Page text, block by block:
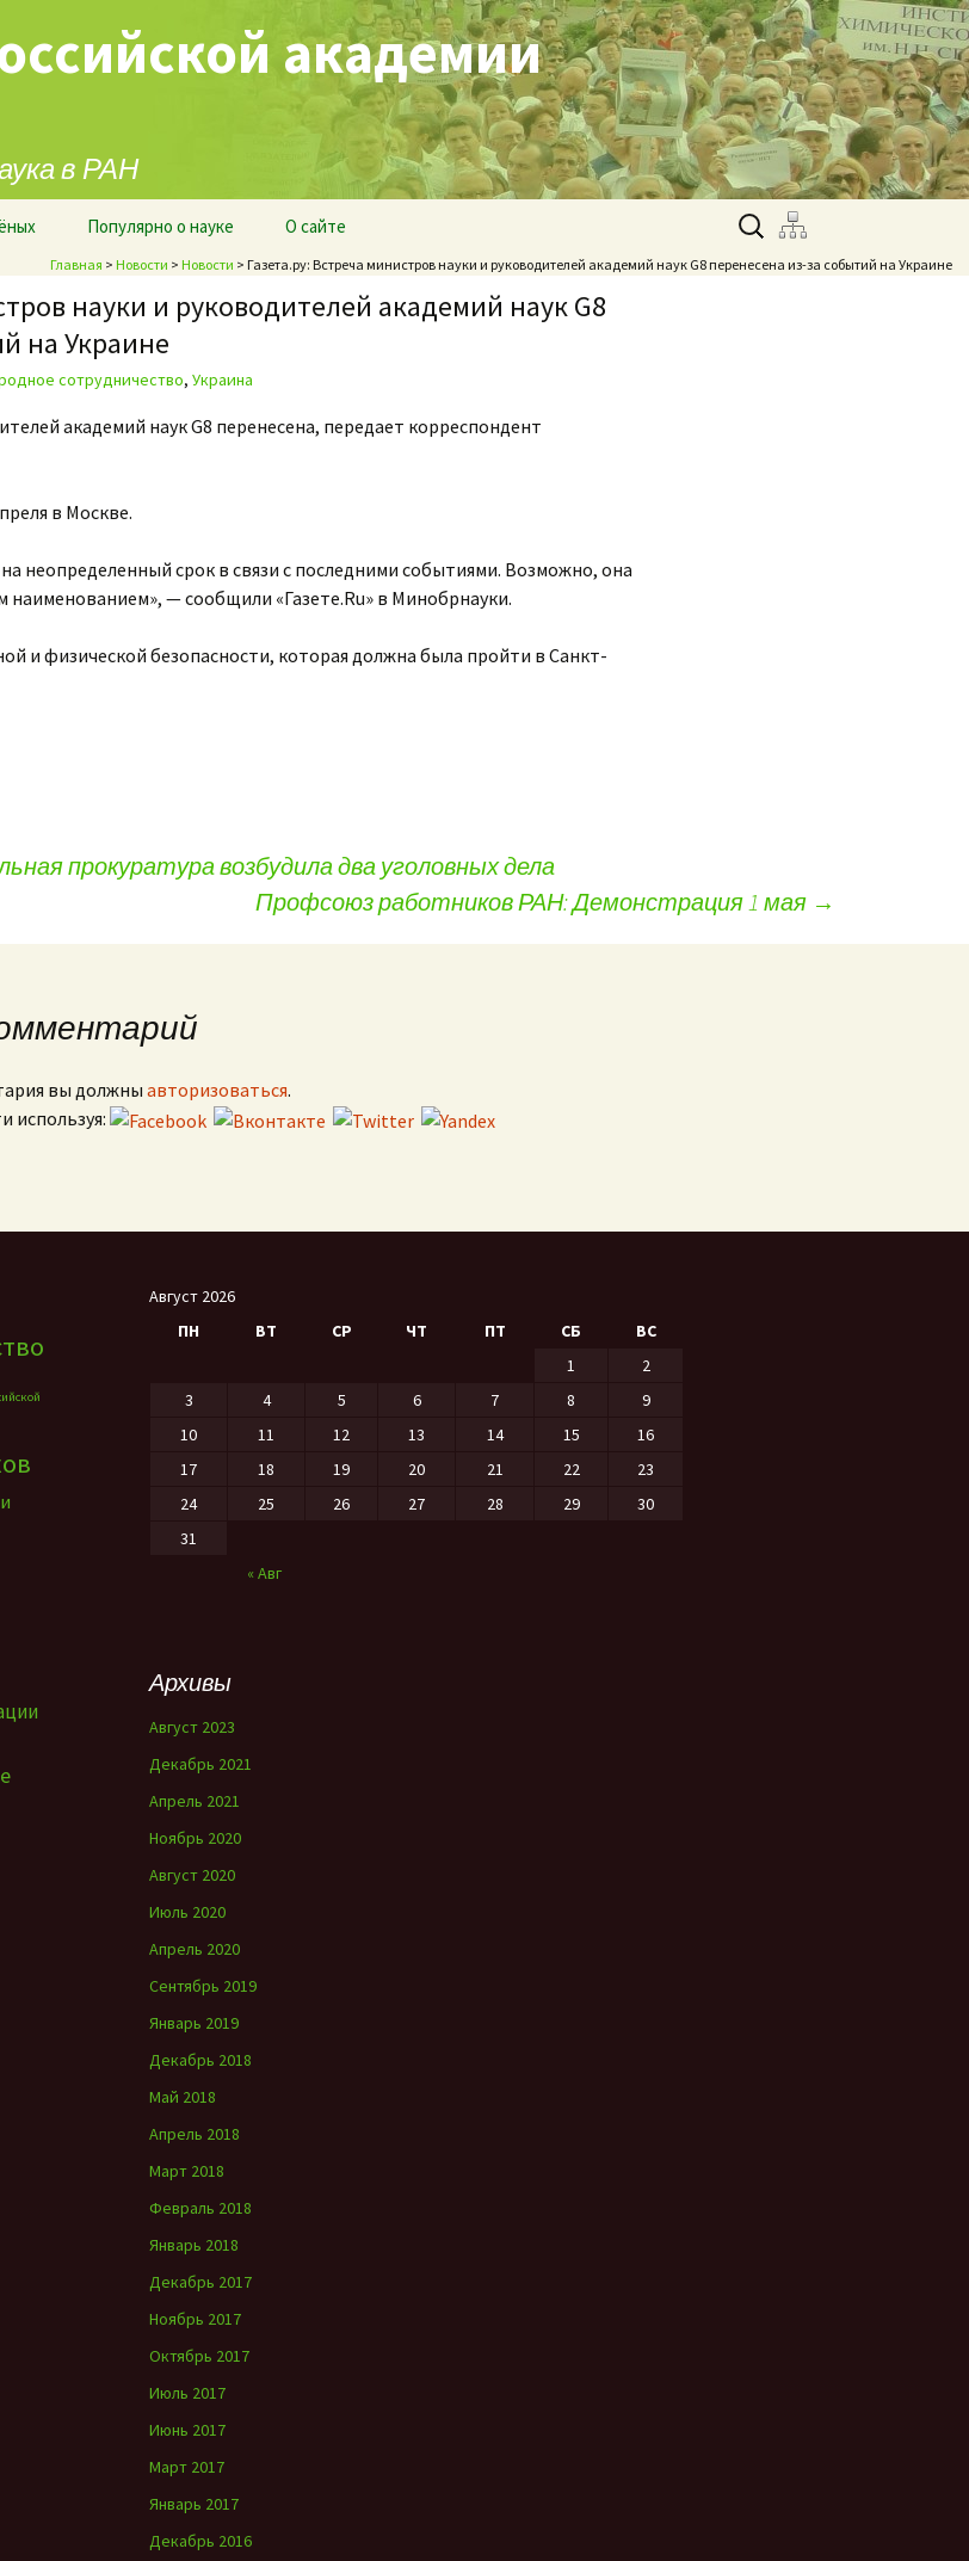
академии
в РАН
Популярно о науке О сайте Найти:
Главная > Новости > Новости > Газета.ру: Встреча министров науки и руководителей академий наук G8 перенесена из-за событий на Украине
науки и руководителей академий наук G8
на Украине
сотрудничество, Украина
академий наук G8 перенесена, передает корреспондент
в Москве.
неопределенный срок в связи с последними событиями. Возможно, она
наименованием», — сообщили «Газете.Ru» в Минобрнауки.
и физической безопасности, которая должна была пройти в Санкт-
прокуратура возбудила два уголовных дела
Профсоюз работников РАН: Демонстрация 1 мая →
вы должны авторизоваться.
используя:
Август 2026
ПН
ВТ СР ЧТ ПТ СБ ВС
« Авг
1
2
3
4 5 6 7 8
9
10
11 12 13 14 15
16
17
18 19 20 21 22
23
24
25 26 27 28 29
30
31
Архивы
Август 2023
Декабрь 2021
Апрель 2021
Ноябрь 2020
Август 2020
Июль 2020
Апрель 2020
Сентябрь 2019
Январь 2019
Декабрь 2018
Май 2018
Апрель 2018
Март 2018
Февраль 2018
Январь 2018
Декабрь 2017
Ноябрь 2017
Октябрь 2017
Июль 2017
Июнь 2017
Март 2017
Январь 2017
Декабрь 2016